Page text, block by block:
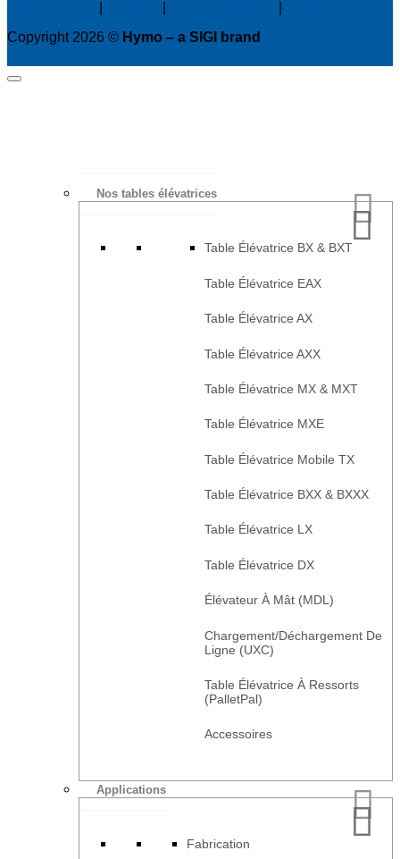
Copyright 2026 © Hymo – a SIGI brand
Nos tables élévatrices
Table Élévatrice BX & BXT
Table Élévatrice EAX
Table Élévatrice AX
Table Élévatrice AXX
Table Élévatrice MX & MXT
Table Élévatrice MXE
Table Élévatrice Mobile TX
Table Élévatrice BXX & BXXX
Table Élévatrice LX
Table Élévatrice DX
Élévateur À Mât (MDL)
Chargement/déchargement De
Ligne (UXC)
Table Élévatrice À Ressorts
(PalletPal)
Accessoires
Applications
Fabrication